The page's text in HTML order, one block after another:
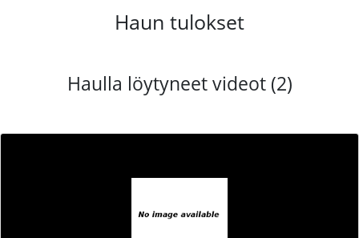
Haun tulokset
Haulla löytyneet videot (2)